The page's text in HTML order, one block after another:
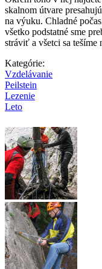
skalnom útvare
na výuku. Chladné
všetko podstatné sme
stráviť a všetci sa tešíme
Kategórie:
Vzdelávanie
Peilstein
Lezenie
Leto